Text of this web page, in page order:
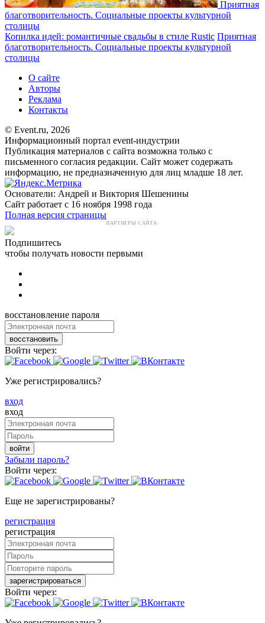
Приятная
благотворительность. Социальные проекты культурной
столицы
Копилка идей: романтичные свадьбы в стиле Rustic Приятная
благотворительность. Социальные проекты культурной
столицы
О сайте
Авторы
Реклама
Контакты
© Event.ru, 2026
Информационный портал event-индустрии
Публикация материалов с сайта возможна только с
письменного согласия редакции. Сайт может содержать
информацию, не предназначенную для лиц младше 18 лет.
Основатели: Андрей и Виктория Шешенины
Сайт работает с 16 ноября 1998 года
Полная версия страницы
ПАРТНЕРЫ САЙТА:
Подпишитесь
чтобы получать новости первыми
восстановление пароля
восстановить
Войти через:
Уже регистрировались?
вход
вход
войти
Забыли пароль?
Войти через:
Еще не зарегистрированы?
регистрация
регистрация
зарегистрироваться
Войти через: